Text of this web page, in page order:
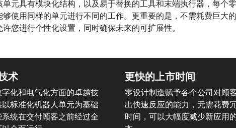
单元具有模块化结构，以及易于替换的工具和末端执行器，每个
够使用同样的单元进行不同的工作。更重要的是，不需耗费巨大
许您进行个性化设置，同时确保未来的可扩展性。
术
化和电气化方面的卓越技
标准化机器人单元为基础
统在交付顾客之前经过全
更快的上市时间
零设计制造赋予各个公司对顾
出快速反应的能力，无需花费
时间，可以大幅度减少新应用